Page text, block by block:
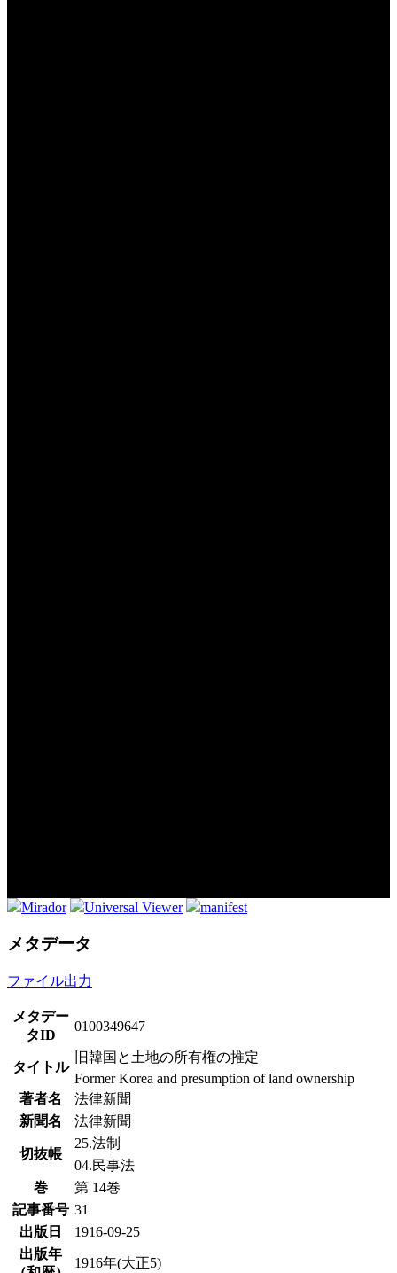
Mirador Universal Viewer manifest
メタデータ
ファイル出力
メタデー
タID
0100349647
タイトル
旧韓国と土地の所有権の推定
Former Korea and presumption of land ownership
著者名
法律新聞
新聞名
法律新聞
切抜帳
25.法制
04.民事法
巻
第 14巻
記事番号 31
出版日
1916-09-25
出版年
1916年(大正5)